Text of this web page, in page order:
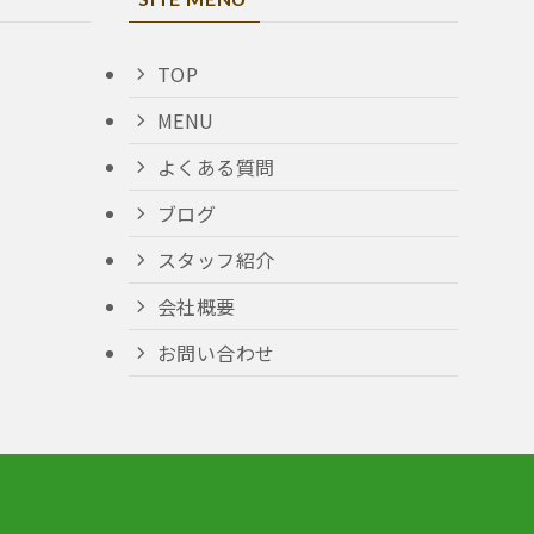
TOP
MENU
よくある質問
ブログ
スタッフ紹介
会社概要
お問い合わせ